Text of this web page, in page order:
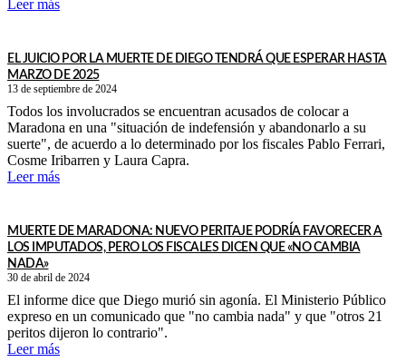
Leer más
EL JUICIO POR LA MUERTE DE DIEGO TENDRÁ QUE ESPERAR HASTA
MARZO DE 2025
13 de septiembre de 2024
Todos los involucrados se encuentran acusados de colocar a
Maradona en una "situación de indefensión y abandonarlo a su
suerte", de acuerdo a lo determinado por los fiscales Pablo Ferrari,
Cosme Iribarren y Laura Capra.
Leer más
MUERTE DE MARADONA: NUEVO PERITAJE PODRÍA FAVORECER A
LOS IMPUTADOS, PERO LOS FISCALES DICEN QUE «NO CAMBIA
NADA»
30 de abril de 2024
El informe dice que Diego murió sin agonía. El Ministerio Público
expreso en un comunicado que "no cambia nada" y que "otros 21
peritos dijeron lo contrario".
Leer más